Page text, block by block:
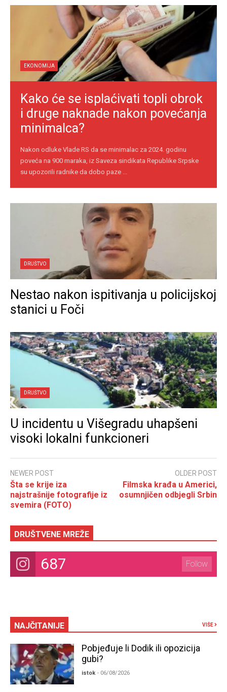
EKONOMIJA
Kako će se isplaćivati topli obrok
i druge naknade nakon povećanja
minimalca?
Nakon odluke Vlade RS da se minimalac za 2024. godinu
poveća na 900 maraka, iz Saveza sindikata Republike Srpske
su upozorili radnike da dobo paze ...
DRUŠTVO
Nestao nakon ispitivanja u policijskoj
stanici u Foči
DRUŠTVO
U incidentu u Višegradu uhapšeni
visoki lokalni funkcioneri
NEWER POST
Šta se krije iza
najstrašnije fotografije iz
svemira (FOTO)
OLDER POST
Filmska krađa u Americi,
osumnjičen odbjegli Srbin
DRUŠTVENE MREŽE
687 Follow
NAJČITANIJE VIŠE
Pobjeđuje li Dodik ili opozicija
gubi?
istok - 06/08/2026